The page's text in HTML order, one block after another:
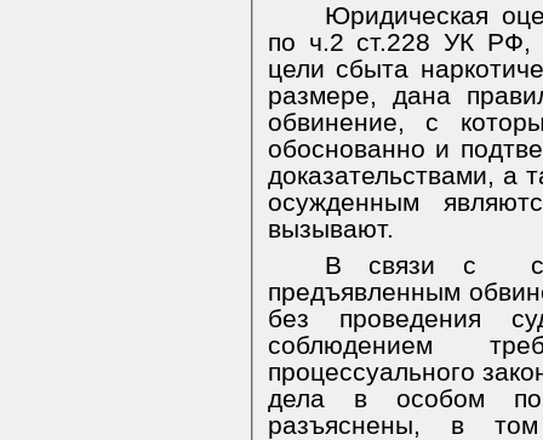
Юридическая
по ч.2 ст.228 УК РФ,
цели сбыта
размере, дана
обвинение, с
обоснованно и
доказательствами, а
осужденным
вызывают.
В связи с
предъявленным
без проведения
соблюдением
процессуального
дела в особом
разъяснены, в